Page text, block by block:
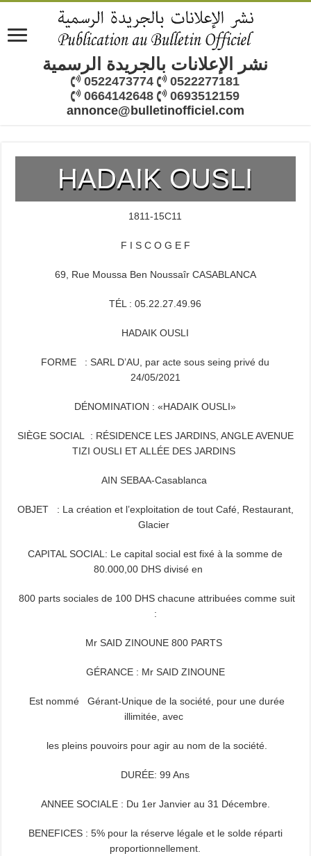
نشر الإعلانات بالجريدة الرسمية
0522473774
0522277181
0664142648
0693512159
annonce@bulletinofficiel.com
HADAIK OUSLI
1811-15C11
F I S C O G E F
69, Rue Moussa Ben Noussaîr CASABLANCA
TÉL : 05.22.27.49.96
HADAIK OUSLI
FORME : SARL D’AU, par acte sous seing privé du
24/05/2021
DÉNOMINATION : «HADAIK OUSLI»
SIÈGE SOCIAL : RÉSIDENCE LES JARDINS, ANGLE AVENUE
TIZI OUSLI ET ALLÉE DES JARDINS
AIN SEBAA-Casablanca
OBJET : La création et l’exploitation de tout Café, Restaurant,
Glacier
CAPITAL SOCIAL: Le capital social est fixé à la somme de
80.000,00 DHS divisé en
800 parts sociales de 100 DHS chacune attribuées comme suit
:
Mr SAID ZINOUNE 800 PARTS
GÉRANCE : Mr SAID ZINOUNE
Est nommé Gérant-Unique de la société, pour une durée
illimitée, avec
les pleins pouvoirs pour agir au nom de la société.
DURÉE: 99 Ans
ANNEE SOCIALE : Du 1er Janvier au 31 Décembre.
BENEFICES : 5% pour la réserve légale et le solde réparti
proportionnellement.